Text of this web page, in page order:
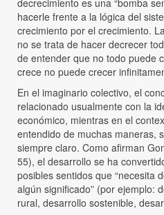
hacerle frente a la lógica del
crecimiento por el crecimiento.
no se trata de hacer decrecer
de entender que no todo puede
crece no puede crecer
En el imaginario colectivo, el
relacionado usualmente con la
económico, mientras en el
entendido de muchas maneras,
siempre claro. Como afirman
55), el desarrollo se ha
posibles sentidos que “necesita
algún significado” (por ejemplo:
rural, desarrollo sostenible,